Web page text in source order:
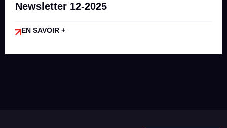
Newsletter 12-2025
EN SAVOIR +